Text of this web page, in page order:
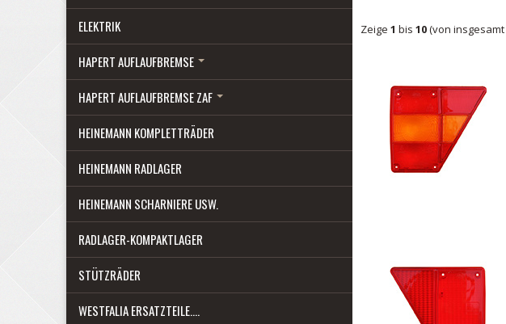
Zeige 1 bis 10(von insgesamt
ELEKTRIK
HAPERT AUFLAUFBREMSE
HAPERT AUFLAUFBREMSE ZAF
HEINEMANN KOMPLETTRÄDER
HEINEMANN RADLAGER
HEINEMANN SCHARNIERE USW.
RADLAGER-KOMPAKTLAGER
STÜTZRÄDER
WESTFALIA ERSATZTEILE....